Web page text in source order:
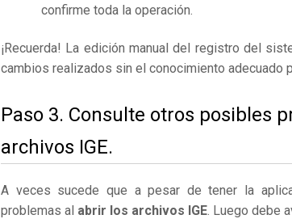
confirme toda la operación.
¡Recuerda! La edición manual del registro del
cambios realizados sin el conocimiento adecuado
Paso 3. Consulte otros posibles
archivos IGE.
A veces sucede que a pesar de tener la
problemas al abrir los archivos IGE. Luego debe